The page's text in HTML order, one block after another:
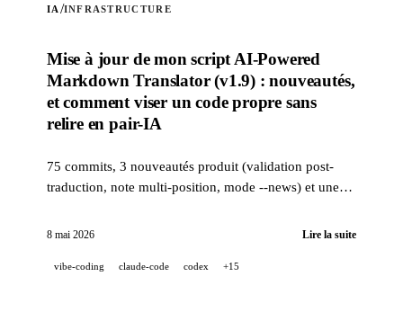
IA /INFRASTRUCTURE
Mise à jour de mon script AI-Powered
Markdown Translator (v1.9) : nouveautés,
et comment viser un code propre sans
relire en pair-IA
75 commits, 3 nouveautés produit (validation post-
traduction, note multi-position, mode --news) et une
PR assistée IA) pour viser un code propre quand un
8 mai 2026 Lire la suite
vibe-coding claude-code codex +15